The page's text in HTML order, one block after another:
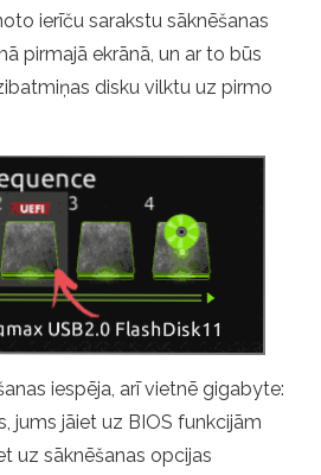
ierīču sarakstu sāknēšanas
pirmajā ekrānā, un ar to būs
disku vilktu uz pirmo
iespēja, arī vietnē gigabyte:
jums jāiet uz BIOS funkcijām
uz sāknēšanas opcijas